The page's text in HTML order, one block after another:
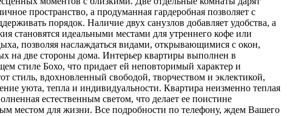
пространство, а продуманная гардеробная позволяет с
порядок. Наличие двух санузлов добавляет удобства, а
становятся идеальными местами для утреннего кофе или
позволяя наслаждаться видами, открывающимися с окон,
на две стороны дома. Интерьер квартиры выполнен в
стиле Бохо, что придает ей неповторимый характер и
стиль, вдохновленный свободой, творчеством и эклектикой,
уюта, тепла и индивидуальности. Квартира неизменно теплая
естественным светом, что делает ее поистине
местом для жизни. Все подробности по телефону, ждем Вашего